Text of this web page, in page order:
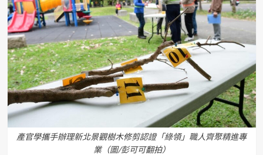
產官學攜手辦理新北景觀樹木修剪認證「綠領」職人齊聚精進專
業（圖/彭可可翻拍）